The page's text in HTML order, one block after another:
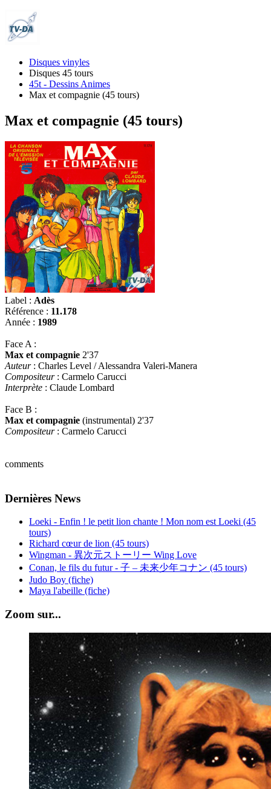
Disques vinyles
Disques 45 tours
45t - Dessins Animes
Max et compagnie (45 tours)
Max et compagnie (45 tours)
Label : Adès
Référence : 11.178
Année : 1989
Face A :
Max et compagnie 2'37
Auteur: Charles Level / Alessandra Valeri-Manera
Compositeur: Carmelo Carucci
Interprète : Claude Lombard
Face B :
Max et compagnie (instrumental) 2'37
Compositeur: Carmelo Carucci
comments
Dernières News
Loeki - Enfin ! le petit lion chante ! Mon nom est Loeki (45
tours)
Richard cœur de lion (45 tours)
Wingman - 異次元ストーリー Wing Love
Conan, le fils du futur - 子 – 未来少年コナン (45 tours)
Judo Boy (fiche)
Maya l'abeille (fiche)
Zoom sur...